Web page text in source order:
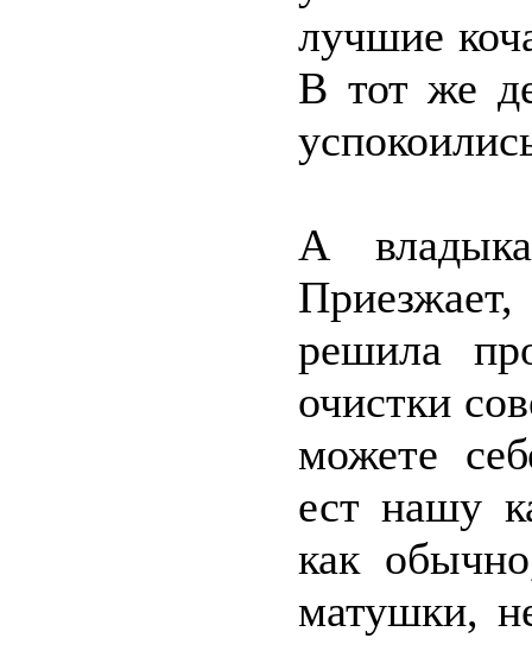
лучшие
В тот же
А
решила
очистки
можете
ест нашу
как
матушки,